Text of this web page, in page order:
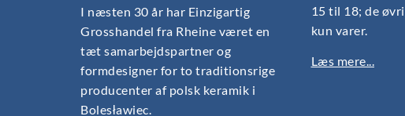
I næsten 30 år har Einzigartig
Grosshandel fra Rheine været en
tæt samarbejdspartner og
formdesigner for to traditionsrige
producenter af polsk keramik i
Bolesławiec.
15 til 18; de
kun varer.
Læs mere...